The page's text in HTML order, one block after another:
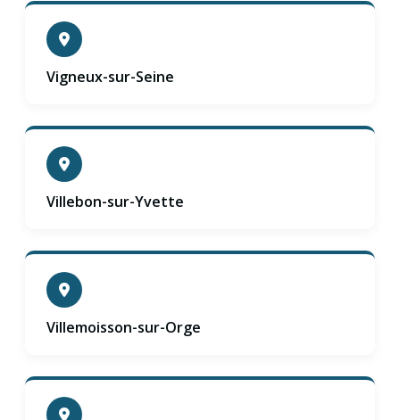
Vigneux-sur-Seine
Villebon-sur-Yvette
Villemoisson-sur-Orge